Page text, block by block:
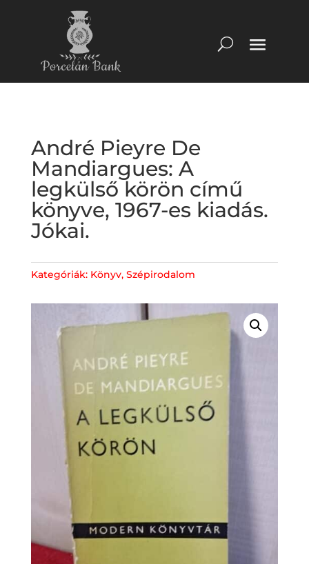
André Pieyre De
Mandiargues: A
legkülső körön című
könyve, 1967-es kiadás.
Jókai.
Kategóriák: Könyv, Szépirodalom